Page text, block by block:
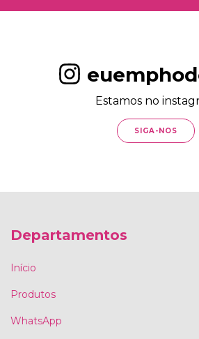
Estamos no
SIGA-NOS
Departamentos
Início
Produtos
WhatsApp